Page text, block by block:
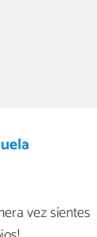
vez sientes